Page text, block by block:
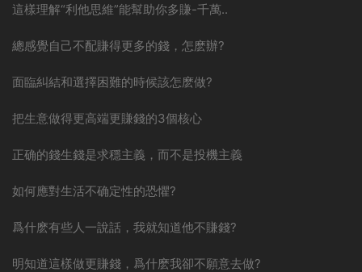
這樣理解“利他思維”能幫助你多賺-千萬..
總感覺自己不配賺得更多的錢，怎麽辦?
面臨糾結和選擇困難的時候該怎麽做?
把生意做得更高端更賺錢的3個核心
正确的錢生錢是求穩主義，而不是投機主義
如何應對生活不确定性的恐懼?
爲什麽有些人一說話，我就知道他不賺錢?
明知道這樣做更賺錢，爲什麽我卻不願意去做?